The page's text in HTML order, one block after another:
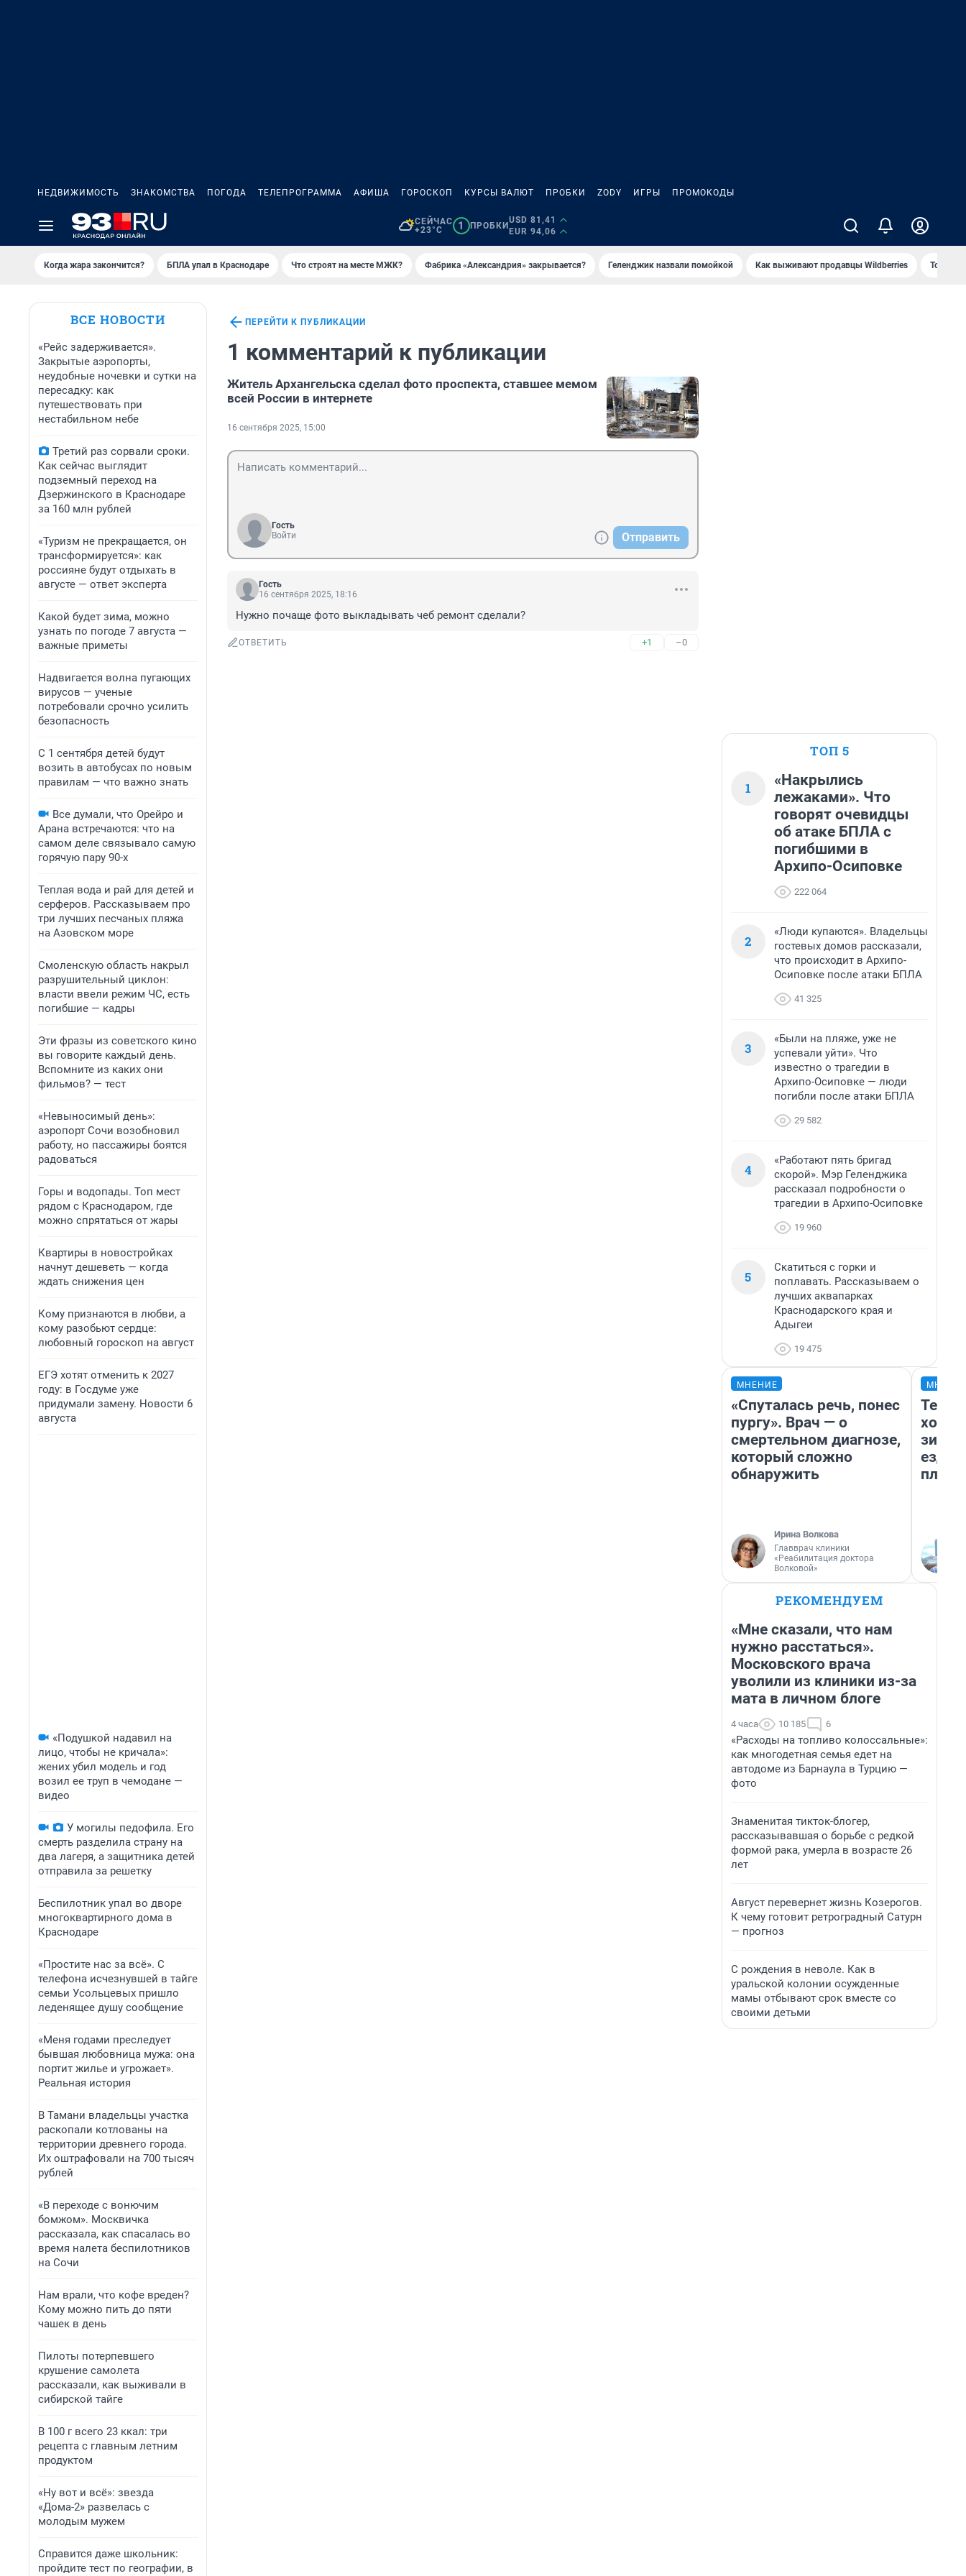
НЕДВИЖИМОСТЬ ЗНАКОМСТВА ПОГОДА ТЕЛЕПРОГРАММА АФИША ГОРОСКОП КУРСЫ ВАЛЮТ ПРОБКИ ZODY ИГРЫ ПРОМОКОДЫ
СЕЙЧАС
+23°C
1 ПРОБКИ
USD 81,41
EUR 94,06
Когда жара закончится? БПЛА упал в Краснодаре Что строят на месте МЖК? Фабрика «Александрия» закрывается? Геленджик назвали помойкой Как выживают продавцы Wildberries Топ
ВСЕ НОВОСТИ
«Рейс задерживается».
Закрытые аэропорты,
неудобные ночевки и сутки на
пересадку: как
путешествовать при
нестабильном небе
Третий раз сорвали сроки.
Как сейчас выглядит
подземный переход на
Дзержинского в Краснодаре
за 160 млн рублей
«Туризм не прекращается, он
трансформируется»: как
россияне будут отдыхать в
августе — ответ эксперта
Какой будет зима, можно
узнать по погоде 7 августа —
важные приметы
Надвигается волна пугающих
вирусов — ученые
потребовали срочно усилить
безопасность
С 1 сентября детей будут
возить в автобусах по новым
правилам — что важно знать
Все думали, что Орейро и
Арана встречаются: что на
самом деле связывало самую
горячую пару 90-х
Теплая вода и рай для детей и
серферов. Рассказываем про
три лучших песчаных пляжа
на Азовском море
Смоленскую область накрыл
разрушительный циклон:
власти ввели режим ЧС, есть
погибшие — кадры
Эти фразы из советского кино
вы говорите каждый день.
Вспомните из каких они
фильмов? — тест
«Невыносимый день»:
аэропорт Сочи возобновил
работу, но пассажиры боятся
радоваться
Горы и водопады. Топ мест
рядом с Краснодаром, где
можно спрятаться от жары
Квартиры в новостройках
начнут дешеветь — когда
ждать снижения цен
Кому признаются в любви, а
кому разобьют сердце:
любовный гороскоп на август
ЕГЭ хотят отменить к 2027
году: в Госдуме уже
придумали замену. Новости 6
августа
«Подушкой надавил на
лицо, чтобы не кричала»:
жених убил модель и год
возил ее труп в чемодане —
видео
У могилы педофила. Его
смерть разделила страну на
два лагеря, а защитника детей
отправила за решетку
Беспилотник упал во дворе
многоквартирного дома в
Краснодаре
«Простите нас за всё». С
телефона исчезнувшей в тайге
семьи Усольцевых пришло
леденящее душу сообщение
«Меня годами преследует
бывшая любовница мужа: она
портит жилье и угрожает».
Реальная история
В Тамани владельцы участка
раскопали котлованы на
территории древнего города.
Их оштрафовали на 700 тысяч
рублей
«В переходе с вонючим
бомжом». Москвичка
рассказала, как спасалась во
время налета беспилотников
на Сочи
Нам врали, что кофе вреден?
Кому можно пить до пяти
чашек в день
Пилоты потерпевшего
крушение самолета
рассказали, как выживали в
сибирской тайге
В 100 г всего 23 ккал: три
рецепта с главным летним
продуктом
«Ну вот и всё»: звезда
«Дома-2» развелась с
молодым мужем
Справится даже школьник:
пройдите тест по географии, в
ПЕРЕЙТИ К ПУБЛИКАЦИИ
1 комментарий к публикации
Житель Архангельска сделал фото проспекта, ставшее мемом
всей России в интернете
16 сентября 2025, 15:00
Гость
Войти
Отправить
Гость
16 сентября 2025, 18:16
Нужно почаще фото выкладывать чеб ремонт сделали?
ОТВЕТИТЬ +1 –0
ТОП 5
1
«Накрылись
лежаками». Что
говорят очевидцы
об атаке БПЛА с
погибшими в
Архипо-Осиповке
222 064
2
«Люди купаются». Владельцы
гостевых домов рассказали,
что происходит в Архипо-
Осиповке после атаки БПЛА
41 325
3
«Были на пляже, уже не
успевали уйти». Что
известно о трагедии в
Архипо-Осиповке — люди
погибли после атаки БПЛА
29 582
4
«Работают пять бригад
скорой». Мэр Геленджика
рассказал подробности о
трагедии в Архипо-Осиповке
19 960
5
Скатиться с горки и
поплавать. Рассказываем о
лучших аквапарках
Краснодарского края и
Адыгеи
19 475
МНЕНИЕ
«Спуталась речь, понес
пургу». Врач — о
смертельном диагнозе,
который сложно
обнаружить
Ирина Волкова
Главврач клиники
«Реабилитация доктора
Волковой»
ездит
РЕКОМЕНДУЕМ
«Мне сказали, что нам
нужно расстаться».
Московского врача
уволили из клиники из-за
мата в личном блоге
4 часа 10 185 6
«Расходы на топливо колоссальные»:
как многодетная семья едет на
автодоме из Барнаула в Турцию —
фото
Знаменитая тикток-блогер,
рассказывавшая о борьбе с редкой
формой рака, умерла в возрасте 26
лет
Август перевернет жизнь Козерогов.
К чему готовит ретроградный Сатурн
— прогноз
С рождения в неволе. Как в
уральской колонии осужденные
мамы отбывают срок вместе со
своими детьми